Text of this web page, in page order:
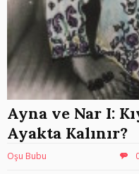
Ayna ve Nar I:
Ayakta Kalınır?
Oşu Bubu